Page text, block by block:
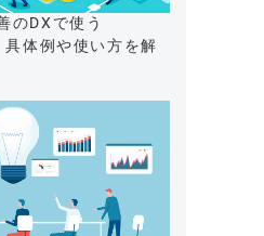
のDXで使う
具体例や使い方を解